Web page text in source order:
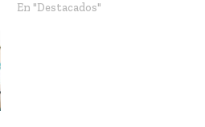
En "Destacados"